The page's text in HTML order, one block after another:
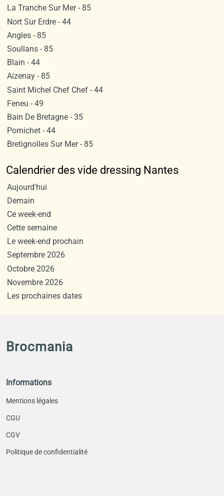
La Tranche Sur Mer - 85
Nort Sur Erdre - 44
Angles - 85
Soullans - 85
Blain - 44
Aizenay - 85
Saint Michel Chef Chef - 44
Feneu - 49
Bain De Bretagne - 35
Pornichet - 44
Bretignolles Sur Mer - 85
Calendrier des vide dressing Nantes
Aujourd'hui
Demain
Ce week-end
Cette semaine
Le week-end prochain
Septembre 2026
Octobre 2026
Novembre 2026
Les prochaines dates
Brocmania
Informations
Mentions légales
CGU
CGV
Politique de confidentialité